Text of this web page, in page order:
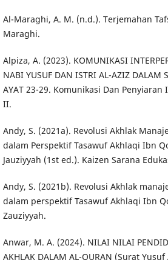
Al-Maraghi, A. M. (n.d.). Terjemahan
Maraghi.
Alpiza, A. (2023). KOMUNIKASI
NABI YUSUF DAN ISTRI AL-AZIZ DALAM
AYAT 23-29. Komunikasi Dan Penyiaran
II.
Andy, S. (2021a). Revolusi Akhlak
dalam Perspektif Tasawuf Akhlaqi Ibn
Jauziyyah (1st ed.). Kaizen Sarana
Andy, S. (2021b). Revolusi Akhlak
dalam perspektif Tasawuf Akhlaqi Ibn
Zauziyyah.
Anwar, M. A. (2024). NILAI NILAI
AKHLAK DALAM AL-QURAN (Surat